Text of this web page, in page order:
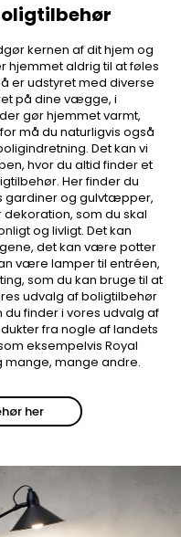
kernen af dit hjem og
hjemmet aldrig til at føles
er udstyret med diverse
på dine vægge, i
gør hjemmet varmt,
må du naturligvis også
Det kan vi
hvor du altid finder et
Her finder du
gardiner og gulvtæpper,
som du skal
og livligt. Det kan
det kan være potter
være lamper til entréen,
som du kan bruge til at
udvalg af boligtilbehør
finder i vores udvalg af
fra nogle af landets
eksempelvis Royal
mange, mange andre.
her